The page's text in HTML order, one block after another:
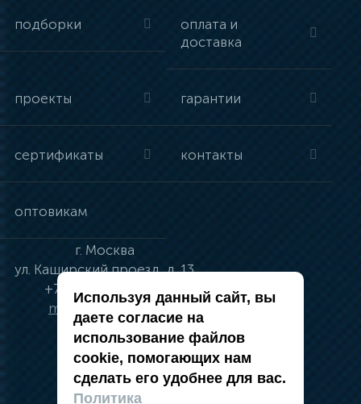
подборки
оплата и
доставка
проекты гарантии
сертификаты контакты
оптовикам
г. Москва
ул. Каширский проезд, д. 13
+7 (495) 134-41-83
moskva@vincci.ru
политика в отношении обработки
персональных данных
Используя данный сайт, вы
даете согласие на
использование файлов
cookie, помогающих нам
сделать его удобнее для вас.
Политика